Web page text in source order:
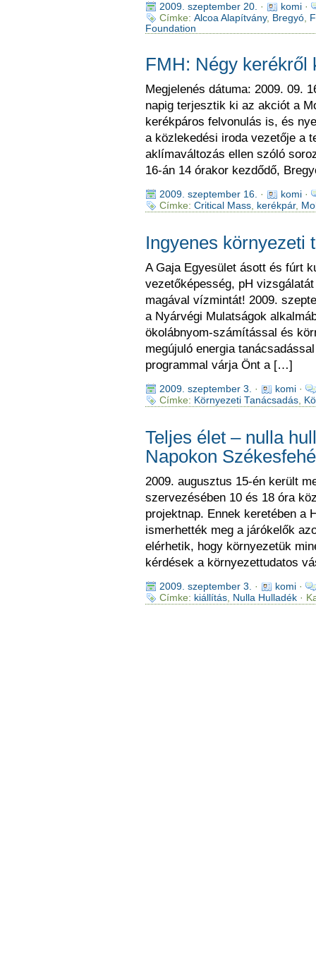
2009. szeptember 20. · komi·
Címke: Alcoa Alapítvány, Bregyó,
Foundation
FMH: Négy kerékről
Megjelenés dátuma: 2009. 09.
napig terjesztik ki az akciót a
kerékpáros felvonulás is, és
a közlekedési iroda vezetője a
aklímaváltozás ellen szóló
16-án 14 órakor kezdődő,
2009. szeptember 16. · komi·
Címke: Critical Mass, kerékpár,
Ingyenes környezeti
A Gaja Egyesület ásott és fúrt
vezetőképesség, pH
magával vízmintát! 2009.
a Nyárvégi Mulatságok
ökolábnyom-számítással és
megújuló energia
programmal várja Önt a […]
2009. szeptember 3. · komi·
Címke: Környezeti Tanácsadás,
Teljes élet – nulla
Napokon
2009. augusztus 15-én került
szervezésében 10 és 18 óra
projektnap. Ennek keretében a
ismerhették meg a járókelők
elérhetik, hogy környezetük
kérdések a környezettudatos
2009. szeptember 3. · komi·
Címke: kiállítás, Nulla Hulladék·